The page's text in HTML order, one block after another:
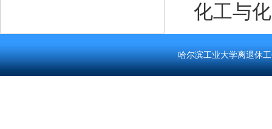
化工与
哈尔滨工业大学离退休